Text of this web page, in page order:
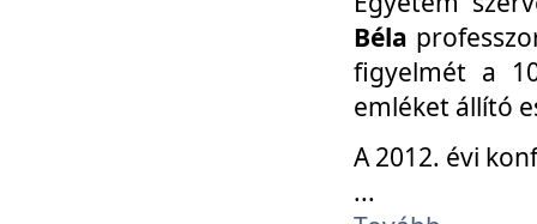
Béla
figyelmét a
emléket állító
A 2012. évi
...